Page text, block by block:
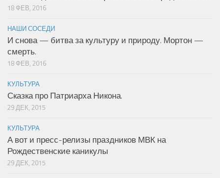
18 ФЕВ, 2016
НАШИ СОСЕДИ
И снова — битва за культуру и природу. Мортон —
смерть.
18 ФЕВ, 2016
КУЛЬТУРА
Сказка про Патриарха Никона.
29 ДЕК, 2015
КУЛЬТУРА
А вот и пресс-релизы праздников МВК на
Рождественские каникулы
29 ДЕК, 2015